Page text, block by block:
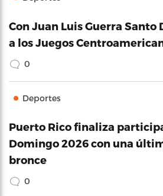
Con Juan Luis Guerra
a los Juegos
0
Deportes
Puerto Rico finaliza
Domingo 2026 con una
bronce
0